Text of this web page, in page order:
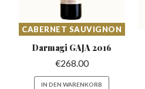
CABERNET SAUVIGNON
Darmagi GAJA 2016
€268.00
IN DEN WARENKORB